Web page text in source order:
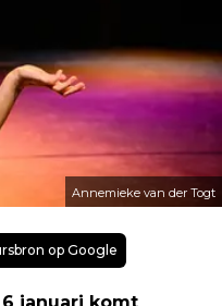
Annemieke van der Togt
op Google
6 januari komt